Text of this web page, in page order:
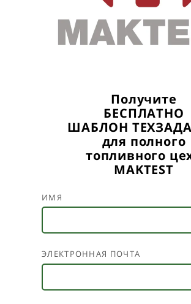
Получите
БЕСПЛАТНО
ШАБЛОН
для полного
топливного
MAKTEST
ИМЯ
ЭЛЕКТРОННАЯ ПОЧТА